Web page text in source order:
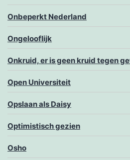
Onbeperkt Nederland
Ongelooflijk
Onkruid, er is geen kruid tegen
Open Universiteit
Opslaan als Daisy
Optimistisch gezien
Osho